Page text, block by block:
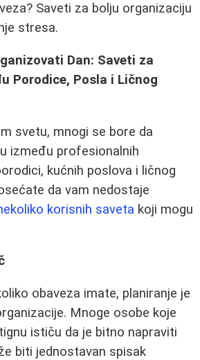
Saveti za bolju organizaciju
stresa.
Dan: Saveti za
Porodice, Posla i Ličnog
svetu, mnogi se bore da
između profesionalnih
kućnih poslova i ličnog
da vam nedostaje
korisnih saveta koji mogu
obaveza imate, planiranje je
Mnoge osobe koje
ističu da je bitno napraviti
biti jednostavan spisak